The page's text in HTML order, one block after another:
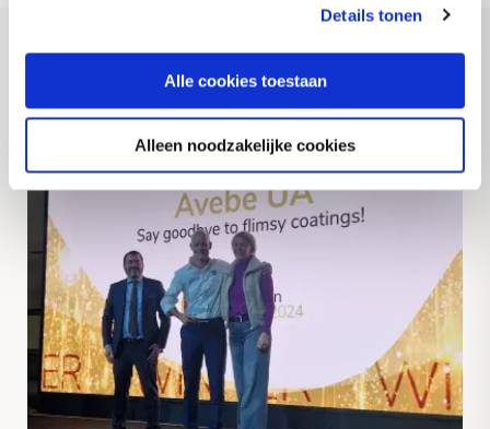
Details tonen
Alle cookies toestaan
Alleen noodzakelijke cookies
Related news